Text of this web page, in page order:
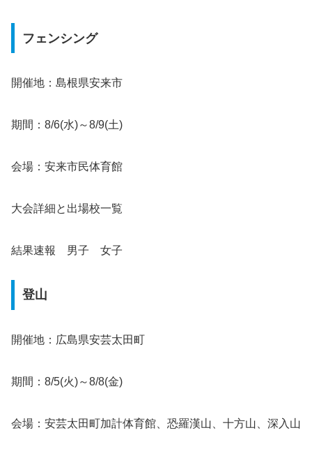
フェンシング
開催地：島根県安来市
期間：8/6(水)～8/9(土)
会場：安来市民体育館
大会詳細と出場校一覧
結果速報 男子 女子
登山
開催地：広島県安芸太田町
期間：8/5(火)～8/8(金)
会場：安芸太田町加計体育館、恐羅漢山、十方山、深入山